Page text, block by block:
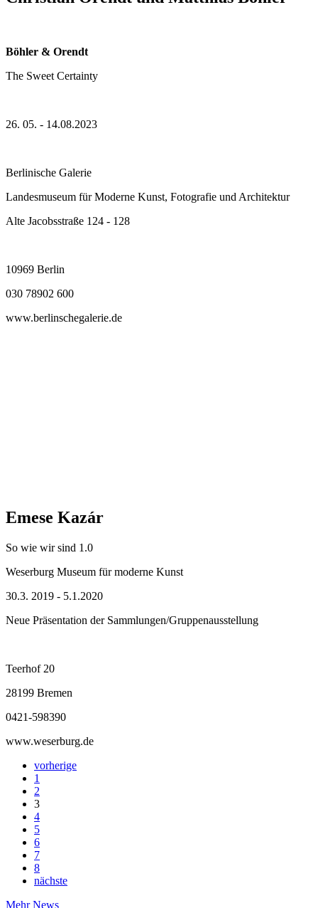
Böhler & Orendt
The Sweet Certainty
26. 05. - 14.08.2023
Berlinische Galerie
Landesmuseum für Moderne Kunst, Fotografie und Architektur
Alte Jacobsstraße 124 - 128
10969 Berlin
030 78902 600
www.berlinschegalerie.de
Emese Kazár
So wie wir sind 1.0
Weserburg Museum für moderne Kunst
30.3. 2019 - 5.1.2020
Neue Präsentation der Sammlungen/Gruppenausstellung
Teerhof 20
28199 Bremen
0421-598390
www.weserburg.de
vorherige
1
2
3
4
5
6
7
8
nächste
Mehr News